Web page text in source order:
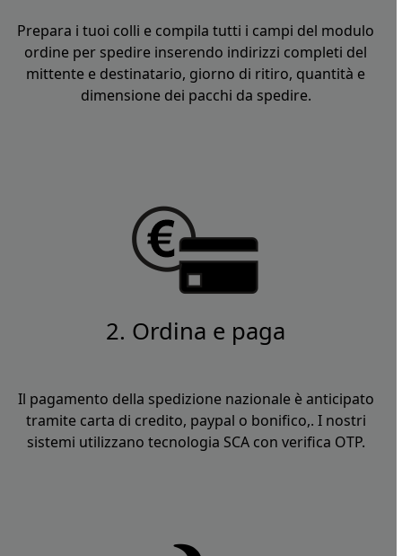
Prepara i tuoi colli e compila tutti i campi del modulo
ordine per spedire inserendo indirizzi completi del
mittente e destinatario, giorno di ritiro, quantità e
dimensione dei pacchi da spedire.
2. Ordina e paga
Il pagamento della spedizione nazionale è anticipato
tramite carta di credito, paypal o bonifico,. I nostri
sistemi utilizzano tecnologia SCA con verifica OTP.